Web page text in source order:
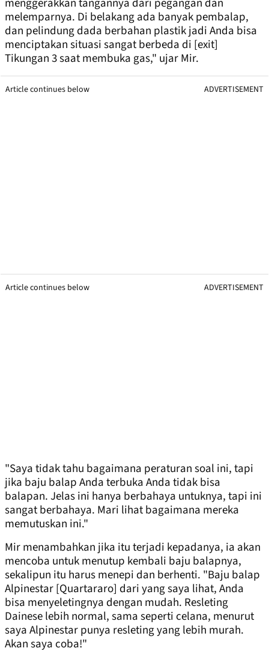
menggerakkan tangannya dari pegangan dan
melemparnya. Di belakang ada banyak pembalap,
dan pelindung dada berbahan plastik jadi Anda bisa
menciptakan situasi sangat berbeda di [exit]
Tikungan 3 saat membuka gas," ujar Mir.
Article continues below ADVERTISEMENT
Article continues below ADVERTISEMENT
"Saya tidak tahu bagaimana peraturan soal ini, tapi
jika baju balap Anda terbuka Anda tidak bisa
balapan. Jelas ini hanya berbahaya untuknya, tapi ini
sangat berbahaya. Mari lihat bagaimana mereka
memutuskan ini."
Mir menambahkan jika itu terjadi kepadanya, ia akan
mencoba untuk menutup kembali baju balapnya,
sekalipun itu harus menepi dan berhenti. "Baju balap
Alpinestar [Quartararo] dari yang saya lihat, Anda
bisa menyeletingnya dengan mudah. Resleting
Dainese lebih normal, sama seperti celana, menurut
saya Alpinestar punya resleting yang lebih murah.
Akan saya coba!"